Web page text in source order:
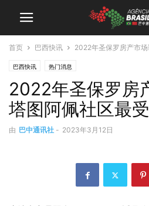
首页 巴西快讯 2022年圣保罗房产市场
巴西快讯 热门消息
2022年圣保罗房
塔图阿佩社区最
由 巴中通讯社 - 2023年3月12日